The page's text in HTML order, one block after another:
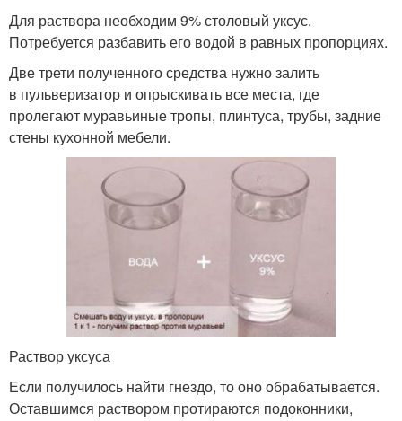
Для раствора необходим 9% столовый уксус.
Потребуется разбавить его водой в равных пропорциях.
Две трети полученного средства нужно залить
в пульверизатор и опрыскивать все места, где
пролегают муравьиные тропы, плинтуса, трубы, задние
стены кухонной мебели.
Раствор уксуса
Если получилось найти гнездо, то оно обрабатывается.
Оставшимся раствором протираются подоконники,